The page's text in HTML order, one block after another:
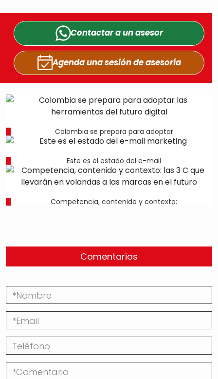
Contactar a unasesor
Agenda una sesiónde asesoría
Colombia se prepara para adoptar
Este es el estado del e-mail
Competencia, contenido y contexto:
Comentarios